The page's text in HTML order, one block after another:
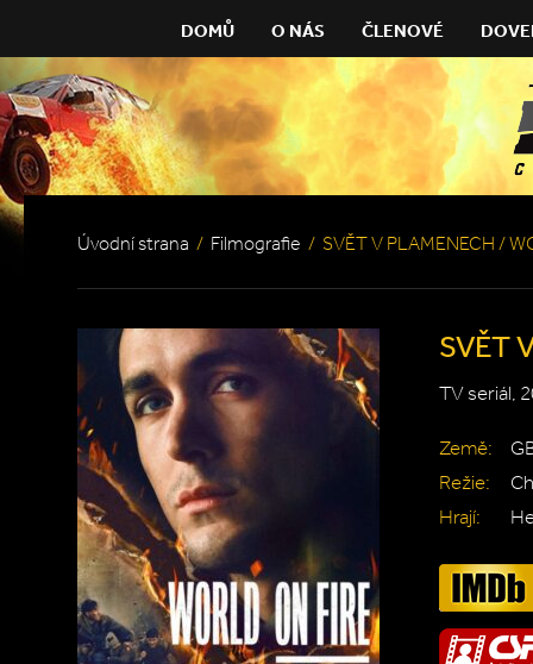
DOMŮ O NÁS ČLENOVÉ
Úvodní strana / Filmografie / SVĚT V PLAMENECH /
SVĚT
TV seriál,
Země:
Režie:
Hrají: